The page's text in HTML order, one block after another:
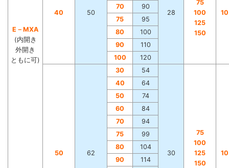
E－MXA
(内開き
外開き
ともに可)
40 50 28
75
100
125
150
70
90
75
95
80
100
90
110
100
120
50 62
30 54
30
75
100
125
150
40
64
50
74
60
84
70
94
75
99
80
104
90
114